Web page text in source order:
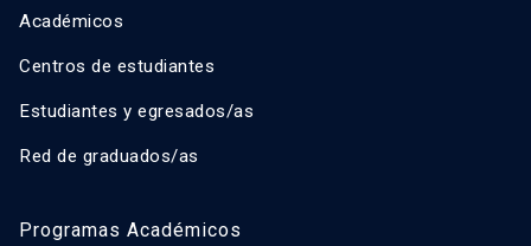
Académicos
Centros de estudiantes
Estudiantes y egresados/as
Red de graduados/as
Programas Académicos